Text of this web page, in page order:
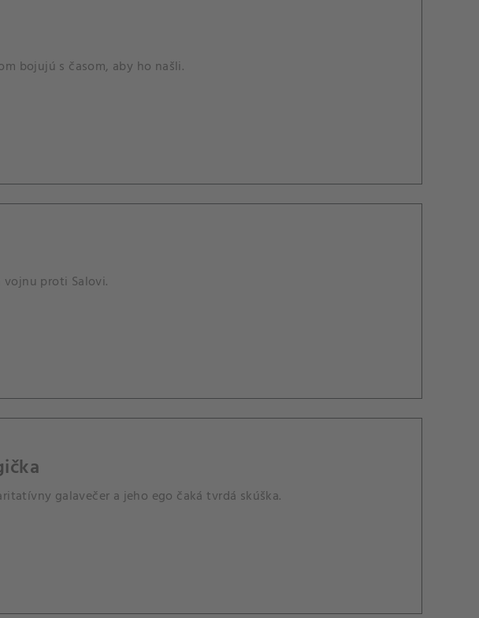
bojujú s časom, aby ho našli.
proti Salovi.
galavečer a jeho ego čaká tvrdá skúška.